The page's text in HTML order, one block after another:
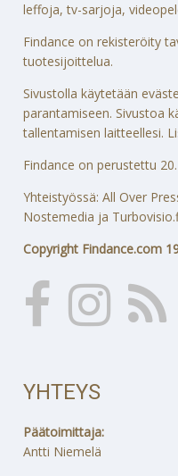
leffoja, tv-sarjoja,
Findance on rekisteröity
tuotesijoittelua.
Sivustolla käytetään
parantamiseen. Sivustoa
tallentamisen laitteellesi.
Findance on perustettu
Yhteistyössä: All Over
Nostemedia ja
Copyright Findance.com
YHTEYS
Päätoimittaja:
Antti Niemelä